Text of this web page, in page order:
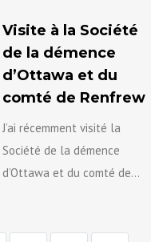
milliers de personnes pour
célébrer le patrimoine...
Visite à la Société
de la démence
d’Ottawa et du
comté de Renfrew
J’ai récemment visité la
Société de la démence
d’Ottawa et du comté de